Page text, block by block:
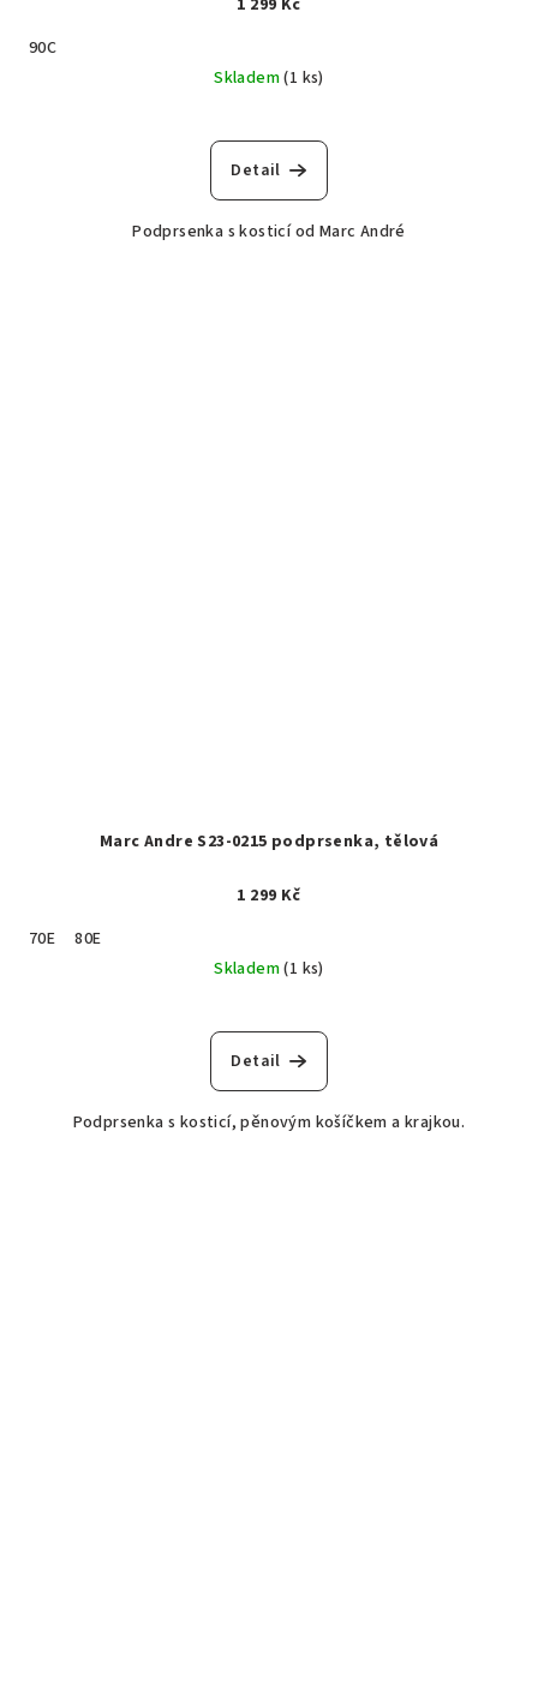
1 299 Kč
90C
Skladem(1 ks)
Detail
Podprsenka s kosticí od Marc André
Marc Andre S23-0215 podprsenka, tělová
1 299 Kč
70E
80E
Skladem(1 ks)
Detail
Podprsenka s kosticí, pěnovým košíčkem a krajkou.